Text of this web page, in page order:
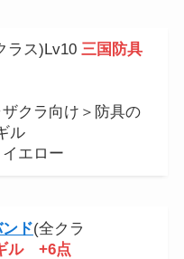
ラス)Lv10 三国防具
クラ向け＞防具の
ル
エロー
ド(全クラ
ル
+6点